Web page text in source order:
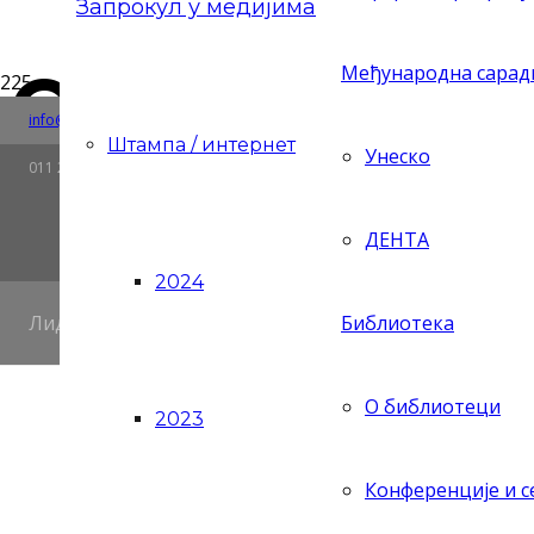
Риге од Фере 4, 11158 Београд, Република Србија
info@zaprokul.org.rs
011 2637 565
Ћирилица
Запрокул у медијима
Штампа / интернет
2024
2023
Лидер статистике у култури
Међународна
Унеско
ДЕНТА
Библиотека
О библиотеци
Конференције и
Сарадња
на изради
развоја
2. октобар 2025.
Завод за проучавање културног развитка
боравио је у Требињу, где је одржан састанак